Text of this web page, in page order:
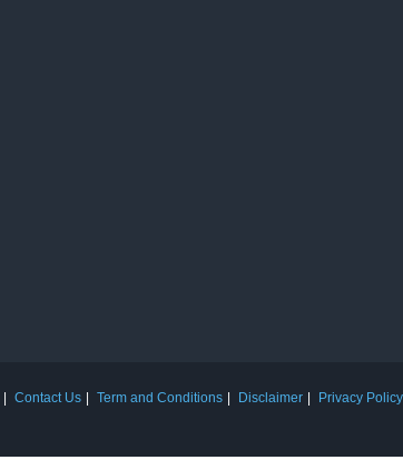
Contact Us Term and Conditions Disclaimer Privacy Policy